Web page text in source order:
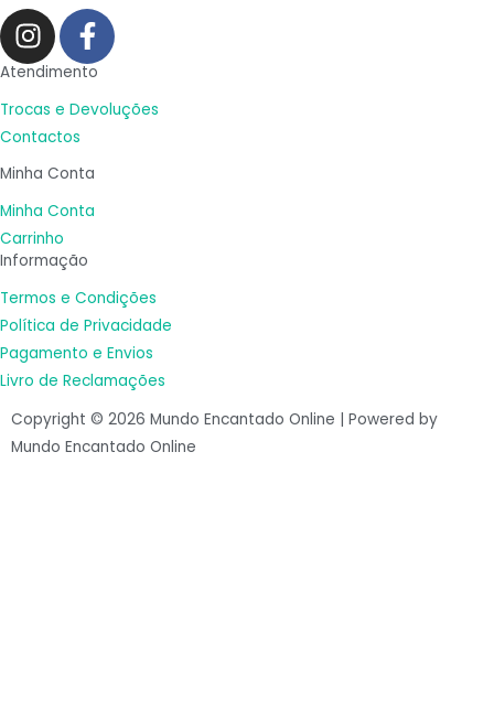
I
n
s
t
a
g
r
a
m
F
a
c
e
o
k
f
Atendimento
Trocas e Devoluções
Contactos
Minha Conta
Minha Conta
Carrinho
Informação
Termos e Condições
Política de Privacidade
Pagamento e Envios
Livro de Reclamações
Copyright © 2026 Mundo Encantado Online | Powered by
Mundo Encantado Online